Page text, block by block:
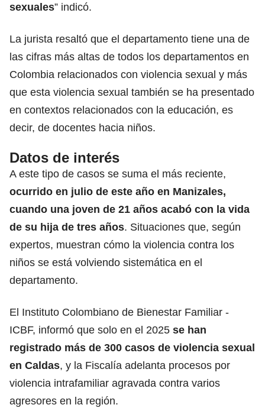
sexuales” indicó.
La jurista resaltó que el departamento tiene una de
las cifras más altas de todos los departamentos en
Colombia relacionados con violencia sexual y más
que esta violencia sexual también se ha presentado
en contextos relacionados con la educación, es
decir, de docentes hacia niños.
Datos de interés
A este tipo de casos se suma el más reciente,
ocurrido en julio de este año en Manizales,
cuando una joven de 21 años acabó con la vida
de su hija de tres años. Situaciones que, según
expertos, muestran cómo la violencia contra los
niños se está volviendo sistemática en el
departamento.
El Instituto Colombiano de Bienestar Familiar -
ICBF, informó que solo en el 2025 se han
registrado más de 300 casos de violencia sexual
en Caldas, y la Fiscalía adelanta procesos por
violencia intrafamiliar agravada contra varios
agresores en la región.